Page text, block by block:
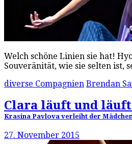
Welch schöne Linien sie hat!
Souveränität, wie sie selten ist,
diverse Compagnien Brendan
Clara läuft und
Krasina Pavlova verleiht der
27. November 2015